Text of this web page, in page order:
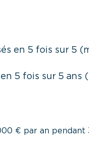
en 5 fois sur 5
5 fois sur 5 ans
€ par an pendant